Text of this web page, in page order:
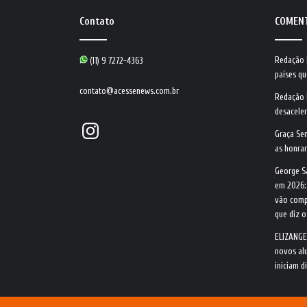
Contato
(11) 9 7272-4363
contato@acessenews.com.br
Instagram
Redação
países
Redação
Graça
as
George
em
vão
que diz
novos
iniciam